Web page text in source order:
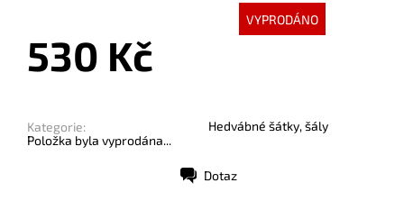
VYPRODÁNO
530 Kč
Kategorie:
Hedvábné šátky, šály
Položka byla vyprodána...
Dotaz